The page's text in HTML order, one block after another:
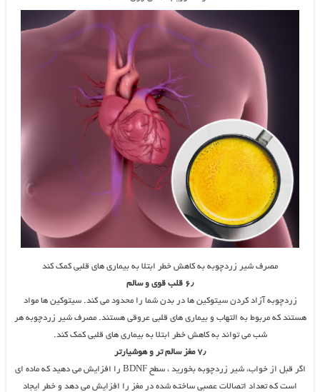
مصرف شیر زردچوبه به کاهش خطر ابتلا به بیماری های قلبی کمک کند
۶٫ قلب قوی و سالم
زردچوبه آزاد کردن سیتوکین ها در بدن شما را محدود می کند. سیتوکین ها مواد
هستند که مربوط به التهاب و بیماری های قلبی عروقی هستند. مصرف شیر زردچوبه هر
شب می تواند به کاهش خطر ابتلا به بیماری های قلبی کمک کند.
۷٫ مغز سالم تر و هوشیارتر
اگر قبل از خواب، شیر زردچوبه بخورید ، سطح BDNF را افزایش می دهید که ماده ای
است که تعداد اتصالات عصبی ساخته شده در مغز را افزایش می دهد و خطر ایجاد